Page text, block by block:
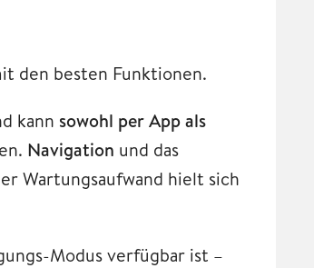
den besten Funktionen.
kann sowohl per App als
Navigation und das
Wartungsaufwand hielt sich
Modus verfügbar ist –